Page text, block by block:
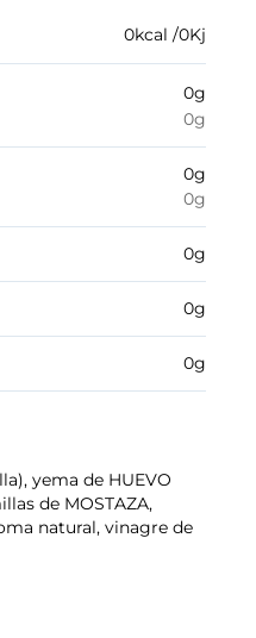
0kcal /0Kj
0g
0g
0g
0g
0g
0g
0g
yema de HUEVO
de MOSTAZA,
natural, vinagre de